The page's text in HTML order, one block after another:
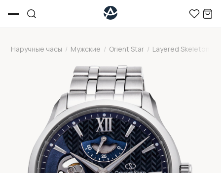
Наручные часы / Мужские / Orient Star / Layered Skeleton